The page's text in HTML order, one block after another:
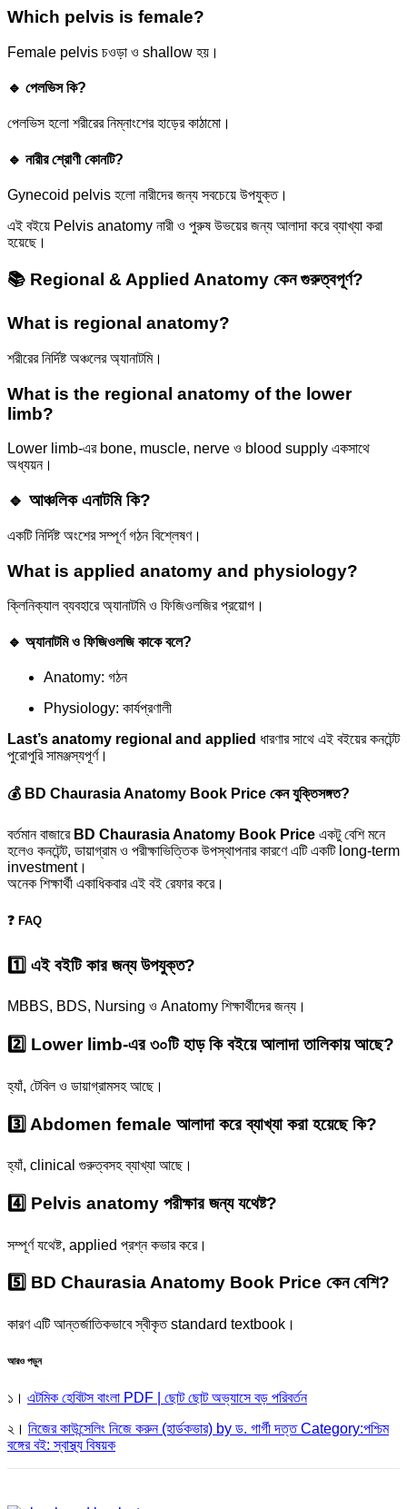
Which pelvis is female?
Female pelvis চওড়া ও shallow হয়।
🔹 পেলভিস কি?
পেলভিস হলো শরীরের নিম্নাংশের হাড়ের কাঠামো।
🔹 নারীর শ্রোণী কোনটি?
Gynecoid pelvis হলো নারীদের জন্য সবচেয়ে উপযুক্ত।
এই বইয়ে Pelvis anatomy নারী ও পুরুষ উভয়ের জন্য আলাদা করে ব্যাখ্যা করা
হয়েছে।
📚 Regional & Applied Anatomy কেন গুরুত্বপূর্ণ?
What is regional anatomy?
শরীরের নির্দিষ্ট অঞ্চলের অ্যানাটমি।
What is the regional anatomy of the lower
limb?
Lower limb-এর bone, muscle, nerve ও blood supply একসাথে
অধ্যয়ন।
🔹 আঞ্চলিক এনাটমি কি?
একটি নির্দিষ্ট অংশের সম্পূর্ণ গঠন বিশ্লেষণ।
What is applied anatomy and physiology?
ক্লিনিক্যাল ব্যবহারে অ্যানাটমি ও ফিজিওলজির প্রয়োগ।
🔹 অ্যানাটমি ও ফিজিওলজি কাকে বলে?
Anatomy: গঠন
Physiology: কার্যপ্রণালী
Last’s anatomy regional and applied ধারণার সাথে এই বইয়ের কনটেন্ট
পুরোপুরি সামঞ্জস্যপূর্ণ।
💰 BD Chaurasia Anatomy Book Price কেন যুক্তিসঙ্গত?
বর্তমান বাজারে BD Chaurasia Anatomy Book Price একটু বেশি মনে
হলেও কনটেন্ট, ডায়াগ্রাম ও পরীক্ষাভিত্তিক উপস্থাপনার কারণে এটি একটি long-term
investment।
অনেক শিক্ষার্থী একাধিকবার এই বই রেফার করে।
❓ FAQ
1️⃣ এই বইটি কার জন্য উপযুক্ত?
MBBS, BDS, Nursing ও Anatomy শিক্ষার্থীদের জন্য।
2️⃣ Lower limb-এর ৩০টি হাড় কি বইয়ে আলাদা তালিকায় আছে?
হ্যাঁ, টেবিল ও ডায়াগ্রামসহ আছে।
3️⃣ Abdomen female আলাদা করে ব্যাখ্যা করা হয়েছে কি?
হ্যাঁ, clinical গুরুত্বসহ ব্যাখ্যা আছে।
4️⃣ Pelvis anatomy পরীক্ষার জন্য যথেষ্ট?
সম্পূর্ণ যথেষ্ট, applied প্রশ্ন কভার করে।
5️⃣ BD Chaurasia Anatomy Book Price কেন বেশি?
কারণ এটি আন্তর্জাতিকভাবে স্বীকৃত standard textbook।
আরও পড়ুন
১। এটমিক হেবিটস বাংলা PDF | ছোট ছোট অভ্যাসে বড় পরিবর্তন
২। নিজের কাউন্সেলিং নিজে করুন (হার্ডকভার) by ড. গার্গী দত্ত Category:পশ্চিম
বঙ্গের বই: স্বাস্থ্য বিষয়ক